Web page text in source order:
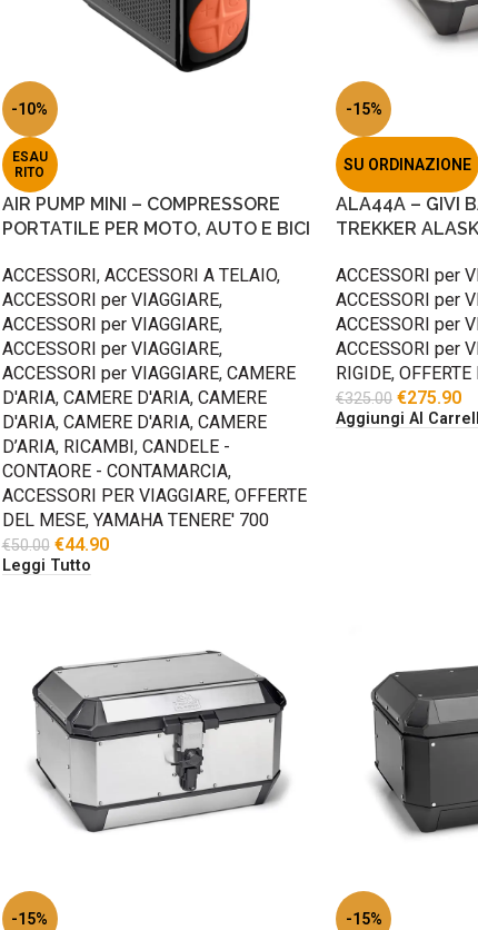
-10%
ESAU
RITO
AIR PUMP MINI – COMPRESSORE
PORTATILE PER MOTO, AUTO E BICI
ACCESSORI, ACCESSORI A TELAIO,
ACCESSORI per VIAGGIARE,
ACCESSORI per VIAGGIARE,
ACCESSORI per VIAGGIARE,
ACCESSORI per VIAGGIARE, CAMERE
D'ARIA, CAMERE D'ARIA, CAMERE
D'ARIA, CAMERE D'ARIA, CAMERE
D’ARIA, RICAMBI, CANDELE -
CONTAORE - CONTAMARCIA,
ACCESSORI PER VIAGGIARE, OFFERTE
DEL MESE, YAMAHA TENERE' 700
€50.00 €44.90
Leggi Tutto
-15%
SU ORDINAZIONE
ALA44A – GIVI
TREKKER
ACCESSORI per
ACCESSORI per
ACCESSORI per
ACCESSORI per
RIGIDE,
€325.00 €275.90
Aggiungi Al
-15% -15%